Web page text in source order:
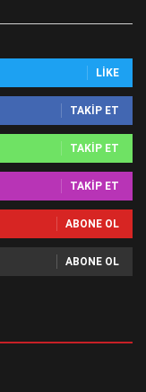
LIKE
TAKIP ET
TAKIP ET
TAKIP ET
ABONE OL
ABONE OL